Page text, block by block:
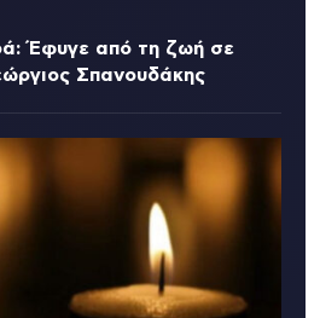
Έφυγε από τη ζωή σε
Σπανουδάκης